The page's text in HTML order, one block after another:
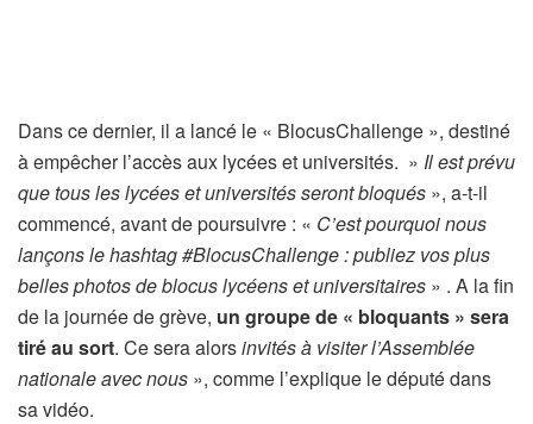
Dans ce dernier, il a lancé le « BlocusChallenge », destiné
à empêcher l’accès aux lycées et universités. » Il est prévu
que tous les lycées et universités seront bloqués », a-t-il
commencé, avant de poursuivre : « C’est pourquoi nous
lançons le hashtag #BlocusChallenge : publiez vos plus
belles photos de blocus lycéens et universitaires » . A la fin
de la journée de grève, un groupe de « bloquants » sera
tiré au sort. Ce sera alorsinvités à visiter l’Assemblée
nationale avec nous », comme l’explique le député dans
sa vidéo.